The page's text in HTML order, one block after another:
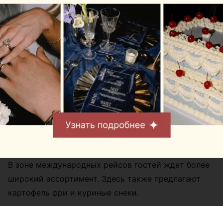
В зоне вылета региональных рейсов пассажиры
могут выпить любимый кофе «Наша Кава»,
капучино, латте и попробовать МакКофе – самый
крепкий напиток в кофейной линейке Mak.by. А
также выбрать десерты, мороженое и свежую
выпечку собственного производства.
В зоне международных рейсов гостей ждет более
широкий ассортимент. Здесь также предлагают
картофель фри и куриные снеки.